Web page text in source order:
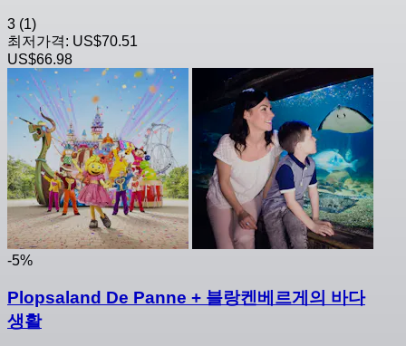
3 (1)
최저가격: US$70.51
US$66.98
-5%
Plopsaland De Panne + 블랑켄베르게의 바다
생활